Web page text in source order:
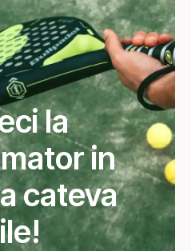
la
in
cateva